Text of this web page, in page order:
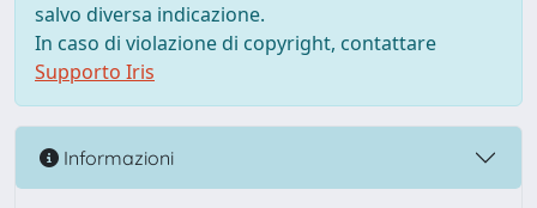
salvo diversa indicazione.
In caso di violazione di copyright, contattare
Supporto Iris
Informazioni